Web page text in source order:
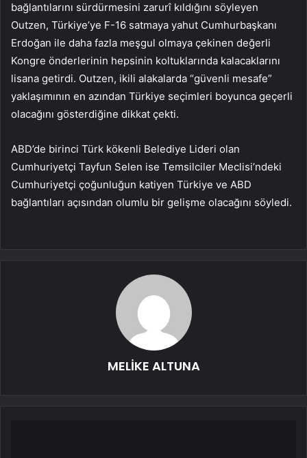
bağlantılarını sürdürmesini zarurî kıldığını söyleyen
Outzen, Türkiye’ye F-16 satmaya yahut Cumhurbaşkanı
Erdoğan ile daha fazla meşgul olmaya çekinen değerli
Kongre önderlerinin hepsinin koltuklarında kalacaklarını
lisana getirdi. Outzen, ikili alakalarda “güvenli mesafe”
yaklaşımının en azından Türkiye seçimleri boyunca geçerli
olacağını gösterdiğine dikkat çekti.
ABD’de birinci Türk kökenli Belediye Lideri olan
Cumhuriyetçi Tayfun Selen ise Temsilciler Meclisi’ndeki
Cumhuriyetçi çoğunluğun katiyen Türkiye ve ABD
bağlantıları açısından olumlu bir gelişme olacağını söyledi.
MELİKE ALTUNA